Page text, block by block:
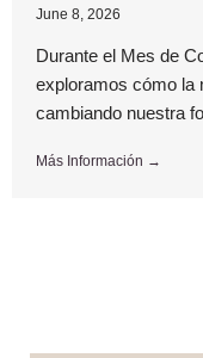
June 8, 2026
Durante el Mes de
exploramos cómo la
cambiando nuestra
Más Información →